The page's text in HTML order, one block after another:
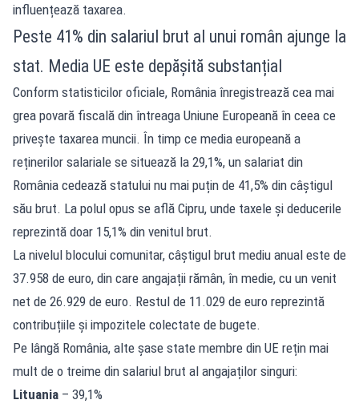
influențează taxarea.
Peste 41% din salariul brut al unui român ajunge la
stat. Media UE este depășită substanțial
Conform statisticilor oficiale, România înregistrează cea mai
grea povară fiscală din întreaga Uniune Europeană în ceea ce
privește taxarea muncii. În timp ce media europeană a
reținerilor salariale se situează la 29,1%, un salariat din
România cedează statului nu mai puțin de 41,5% din câștigul
său brut. La polul opus se află Cipru, unde taxele și deducerile
reprezintă doar 15,1% din venitul brut.
La nivelul blocului comunitar, câștigul brut mediu anual este de
37.958 de euro, din care angajații rămân, în medie, cu un venit
net de 26.929 de euro. Restul de 11.029 de euro reprezintă
contribuțiile și impozitele colectate de bugete.
Pe lângă România, alte șase state membre din UE rețin mai
mult de o treime din salariul brut al angajaților singuri:
Lituania – 39,1%